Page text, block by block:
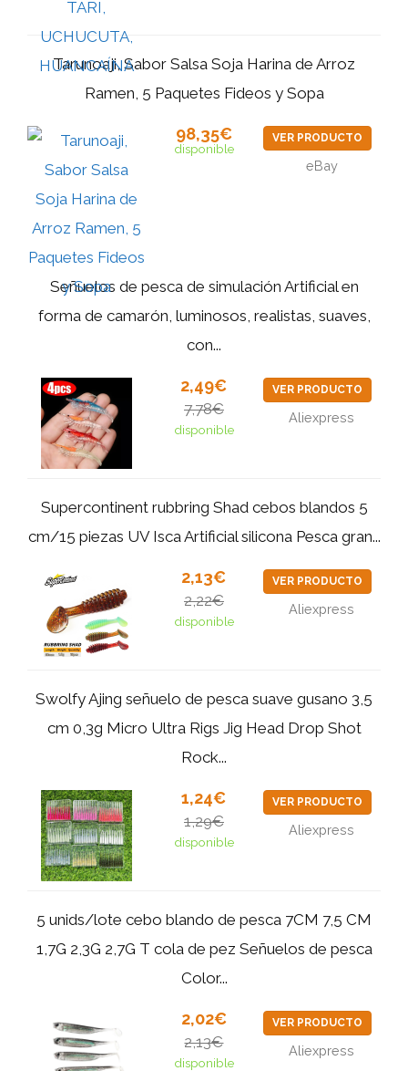
Tarunoaji, Sabor Salsa Soja Harina de Arroz
Ramen, 5 Paquetes Fideos y Sopa
98,35€
disponible
VER PRODUCTO
eBay
Señuelos de pesca de simulación Artificial en
forma de camarón, luminosos, realistas, suaves,
con...
2,49€
7,78€
disponible
VER PRODUCTO
Aliexpress
Supercontinent rubbring Shad cebos blandos 5
cm/15 piezas UV Isca Artificial silicona Pesca gran...
2,13€
2,22€
disponible
VER PRODUCTO
Aliexpress
Swolfy Ajing señuelo de pesca suave gusano 3,5
cm 0,3g Micro Ultra Rigs Jig Head Drop Shot
Rock...
1,24€
1,29€
disponible
VER PRODUCTO
Aliexpress
5 unids/lote cebo blando de pesca 7CM 7,5 CM
1,7G 2,3G 2,7G T cola de pez Señuelos de pesca
Color...
2,02€
2,13€
disponible
VER PRODUCTO
Aliexpress